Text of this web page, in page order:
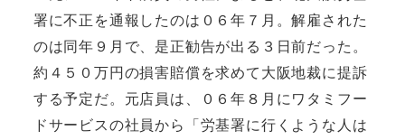
署に不正を通報したのは０６年７月。解雇された
のは同年９月で、是正勧告が出る３日前だった。
約４５０万円の損害賠償を求めて大阪地裁に提訴
する予定だ。元店員は、０６年８月にワタミフー
ドサービスの社員から「労基署に行くような人は